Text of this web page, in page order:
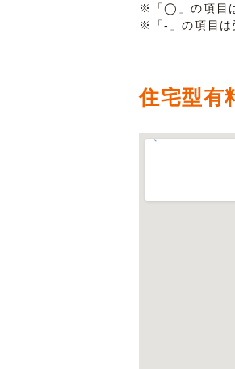
※「◯」の項目
※「-」の項目は
住宅型有